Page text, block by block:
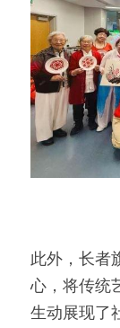
此外，长者
心，将传统
生动展现了